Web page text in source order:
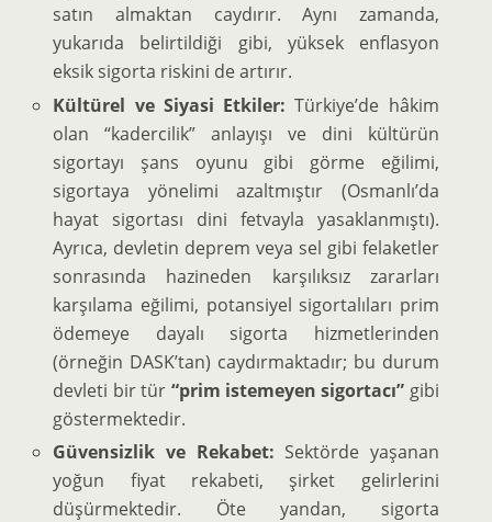
satın almaktan caydırır. Aynı zamanda,
yukarıda belirtildiği gibi, yüksek enflasyon
eksik sigorta riskini de artırır.
Kültürel ve Siyasi Etkiler: Türkiye’de hâkim
olan “kadercilik” anlayışı ve dini kültürün
sigortayı şans oyunu gibi görme eğilimi,
sigortaya yönelimi azaltmıştır (Osmanlı’da
hayat sigortası dini fetvayla yasaklanmıştı).
Ayrıca, devletin deprem veya sel gibi felaketler
sonrasında hazineden karşılıksız zararları
karşılama eğilimi, potansiyel sigortalıları prim
ödemeye dayalı sigorta hizmetlerinden
(örneğin DASK’tan) caydırmaktadır; bu durum
devleti bir tür “prim istemeyen sigortacı” gibi
göstermektedir.
Güvensizlik ve Rekabet: Sektörde yaşanan
yoğun fiyat rekabeti, şirket gelirlerini
düşürmektedir. Öte yandan, sigorta